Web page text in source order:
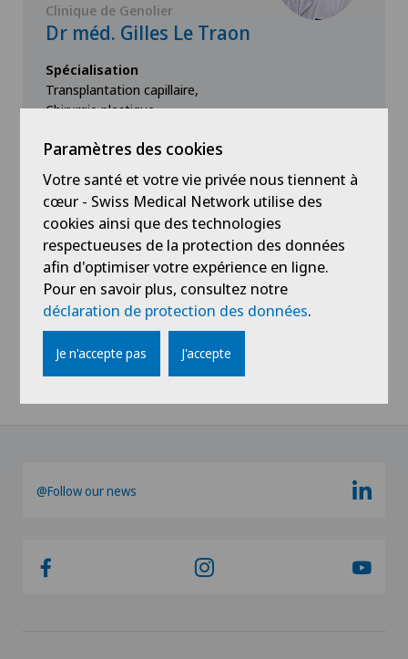
Clinique de Genolier
Dr méd. Gilles Le Traon
Spécialisation
Transplantation capillaire,
Chirurgie plastique
Voir profil
Voir plus
@Follow our news
Paramètres des cookies
Votre santé et votre vie privée nous tiennent à
cœur - Swiss Medical Network utilise des
cookies ainsi que des technologies
respectueuses de la protection des données
afin d'optimiser votre expérience en ligne.
Pour en savoir plus, consultez notre
déclaration de protection des données.
Je n'accepte pas J'accepte